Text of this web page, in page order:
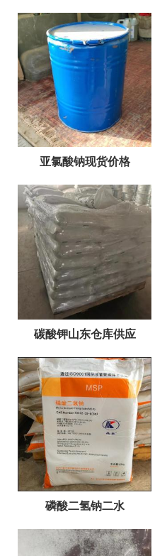
亚氯酸钠现货价格
碳酸钾山东仓库供应
磷酸二氢钠二水